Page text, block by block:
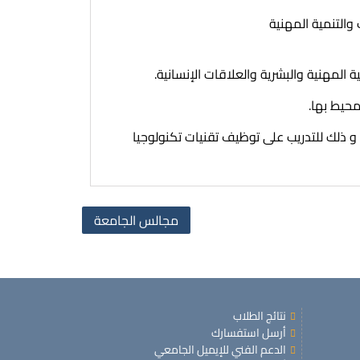
المهنية
والبشرية والعلاقات الإنسانية.
بها.
ذلك للتدريب على توظيف تقنيات تكنولوجيا
مجالس الجامعة
نتائج الطلاب
أرسل استفسارك
الدعم الفني للإيميل الجامعي